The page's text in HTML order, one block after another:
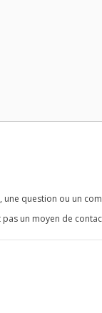
question ou un
un moyen de